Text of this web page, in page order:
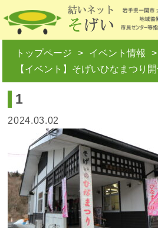
トップページ
イベント情報
【イベント】そげいひなまつり
1
2024.03.02